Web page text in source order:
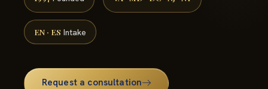
EN · ES Intake
Request a consultation